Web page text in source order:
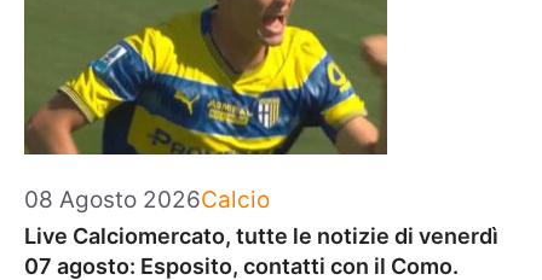
08 Agosto 2026Categorie
Calcio
Live Calciomercato, tutte le notizie di venerdì
07 agosto: Esposito, contatti con il Como.